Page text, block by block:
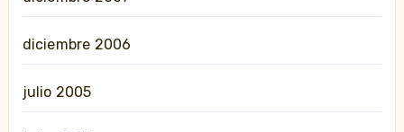
diciembre 2006
julio 2005